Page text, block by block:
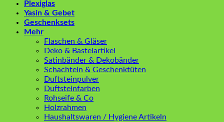
Plexiglas
Yasin & Gebet
Geschenksets
Mehr
Flaschen & Gläser
Deko & Bastelartikel
Satinbänder & Dekobänder
Schachteln & Geschenktüten
Duftsteinpulver
Duftsteinfarben
Rohseife & Co
Holzrahmen
Haushaltswaren / Hygiene Artikeln